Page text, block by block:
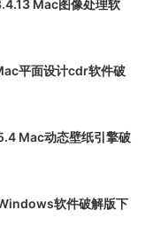
Mac图像处理软
平面设计cdr软件破
Mac动态壁纸引擎破
软件破解版下